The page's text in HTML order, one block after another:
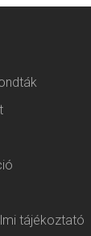
tájékoztató